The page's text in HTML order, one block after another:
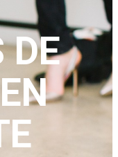
DE